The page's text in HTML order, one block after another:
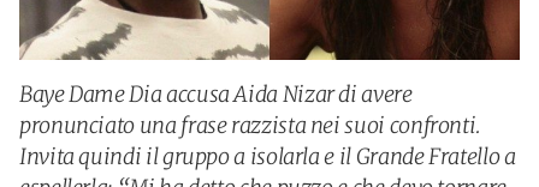
Baye Dame Dia accusa Aida Nizar di avere
pronunciato una frase razzista nei suoi confronti.
Invita quindi il gruppo a isolarla e il Grande Fratello a